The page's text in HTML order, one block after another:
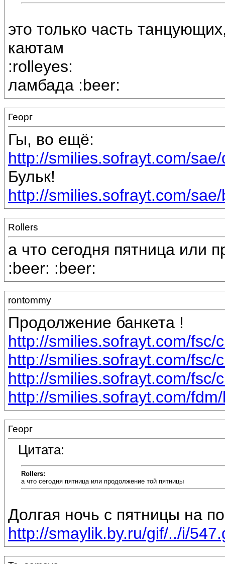
это только часть
каютам
:rolleyes:
ламбада :beer:
Георг
Гы, во ещё:
http://smilies.sofrayt.com/
Бульк!
http://smilies.sofrayt.com/
Rollers
а что сегодня пятница или
:beer: :beer:
rontommy
Продолжение банкета !
http://smilies.sofrayt.com/fsc/
http://smilies.sofrayt.com/fsc/
http://smilies.sofrayt.com/fsc/
http://smilies.sofrayt.com/
Георг
Цитата:
Rollers:
а что сегодня пятница или продолжение той пятницы
Долгая ночь с пятницы на
http://smaylik.by.ru/gif/../i/